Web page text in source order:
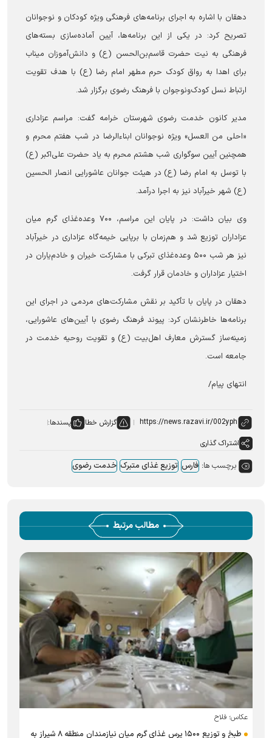
دهقان با اشاره به اجرای برنامه‌های فرهنگی ویژه کودکان و نوجوانان
تصریح کرد: در یکی از این برنامه‌ها، آیین آماده‌سازی بسته‌های
فرهنگی به نیت حضرت قاسم‌بن‌الحسن (ع) و دانش‌آموزان میناب
برای اهدا به رواق کودک حرم مطهر امام رضا (ع) با هدف تقویت
ارتباط نسل کودک‌ونوجوان با فرهنگ رضوی برگزار شد.
مدیر کانون خدمت رضوی شهرستان خرامه گفت: مراسم عزاداری
«احلی من العسل» ویژه نوجوانان ابناءالرضا در شب هفتم محرم و
همچنین آیین سوگواری شب هشتم محرم به یاد حضرت علی‌اکبر (ع)
با توسل به امام رضا (ع) در هیئت جوانان عاشورایی انصار الحسین
(ع) شهر خیرآباد نیز به اجرا درآمد.
وی بیان داشت: در پایان این مراسم، ۷۰۰ وعده‌غذای گرم میان
عزاداران توزیع شد و هم‌زمان با برپایی خیمه‌گاه عزاداری در خیرآباد
نیز هر شب ۵۰۰ وعده‌غذای تبرکی با مشارکت خیران و خادم‌یاران در
اختیار عزاداران و خادمان قرار گرفت.
دهقان در پایان با تأکید بر نقش مشارکت‌های مردمی در اجرای این
برنامه‌ها خاطرنشان کرد: پیوند فرهنگ رضوی با آیین‌های عاشورایی،
زمینه‌ساز گسترش معارف اهل‌بیت (ع) و تقویت روحیه خدمت در
جامعه است.
انتهای پیام/
گزارش خطا
پسندها:
اشتراک گذاری
برچسب ها: فارس توزیع غذای متبرک خدمت رضوی
مطالب مرتبط
عکاس؛ فلاح
طبخ و توزیع ۱۵۰۰ پرس غذای گرم میان نیازمندان منطقه ۸ شیراز به